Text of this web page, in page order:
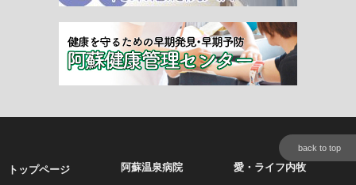
back to top
トップページ 阿蘇温泉病院 愛・ライフ内牧